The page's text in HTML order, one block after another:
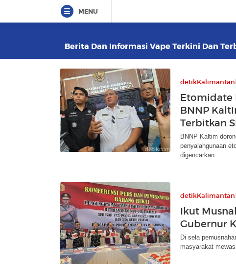
MENU
Berita Dan Informasi Vape Terkini Dan
detikKalimantan
Etomidate
BNNP
Terbitkan
BNNP Kaltim
penyalahgunaan
digencarkan.
detikKalimantan
Ikut
Gubernur
Di sela
masyarakat